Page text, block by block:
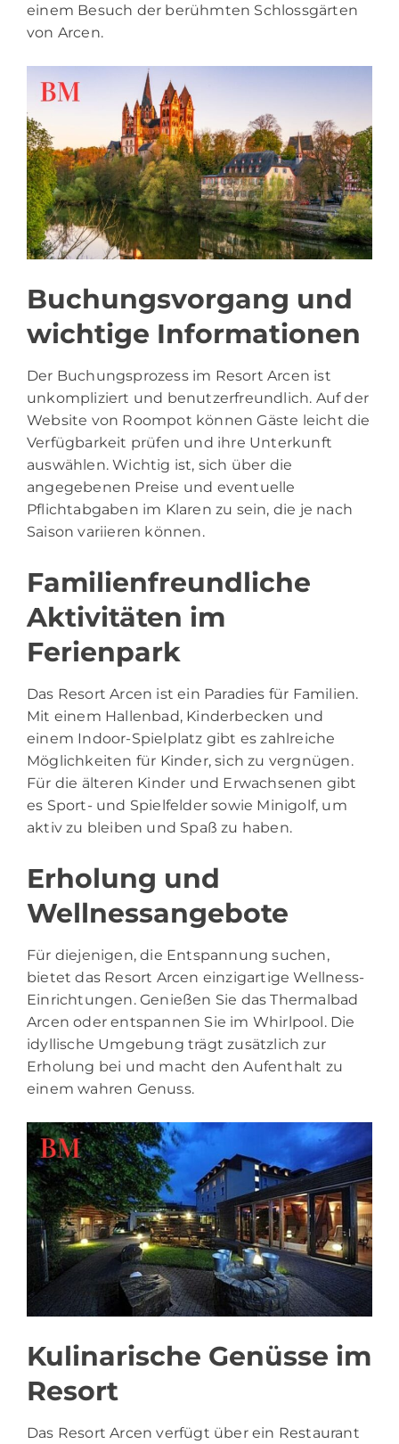
einem Besuch der berühmten Schlossgärten
von Arcen.
Buchungsvorgang und
wichtige Informationen
Der Buchungsprozess im Resort Arcen ist
unkompliziert und benutzerfreundlich. Auf der
Website von Roompot können Gäste leicht die
Verfügbarkeit prüfen und ihre Unterkunft
auswählen. Wichtig ist, sich über die
angegebenen Preise und eventuelle
Pflichtabgaben im Klaren zu sein, die je nach
Saison variieren können.
Familienfreundliche
Aktivitäten im
Ferienpark
Das Resort Arcen ist ein Paradies für Familien.
Mit einem Hallenbad, Kinderbecken und
einem Indoor-Spielplatz gibt es zahlreiche
Möglichkeiten für Kinder, sich zu vergnügen.
Für die älteren Kinder und Erwachsenen gibt
es Sport- und Spielfelder sowie Minigolf, um
aktiv zu bleiben und Spaß zu haben.
Erholung und
Wellnessangebote
Für diejenigen, die Entspannung suchen,
bietet das Resort Arcen einzigartige Wellness-
Einrichtungen. Genießen Sie das Thermalbad
Arcen oder entspannen Sie im Whirlpool. Die
idyllische Umgebung trägt zusätzlich zur
Erholung bei und macht den Aufenthalt zu
einem wahren Genuss.
Kulinarische Genüsse im
Resort
Das Resort Arcen verfügt über ein Restaurant